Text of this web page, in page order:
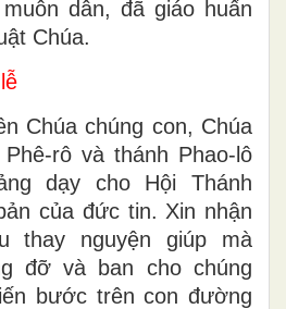
dân, đã giáo huấn
Chúa.
Chúa chúng con, Chúa
rô và thánh Phao-lô
dạy cho Hội Thánh
của đức tin. Xin nhận
thay nguyện giúp mà
đỡ và ban cho chúng
bước trên con đường